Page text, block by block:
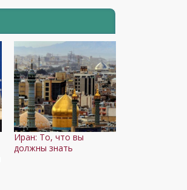
Иран: То, что вы
должны знать